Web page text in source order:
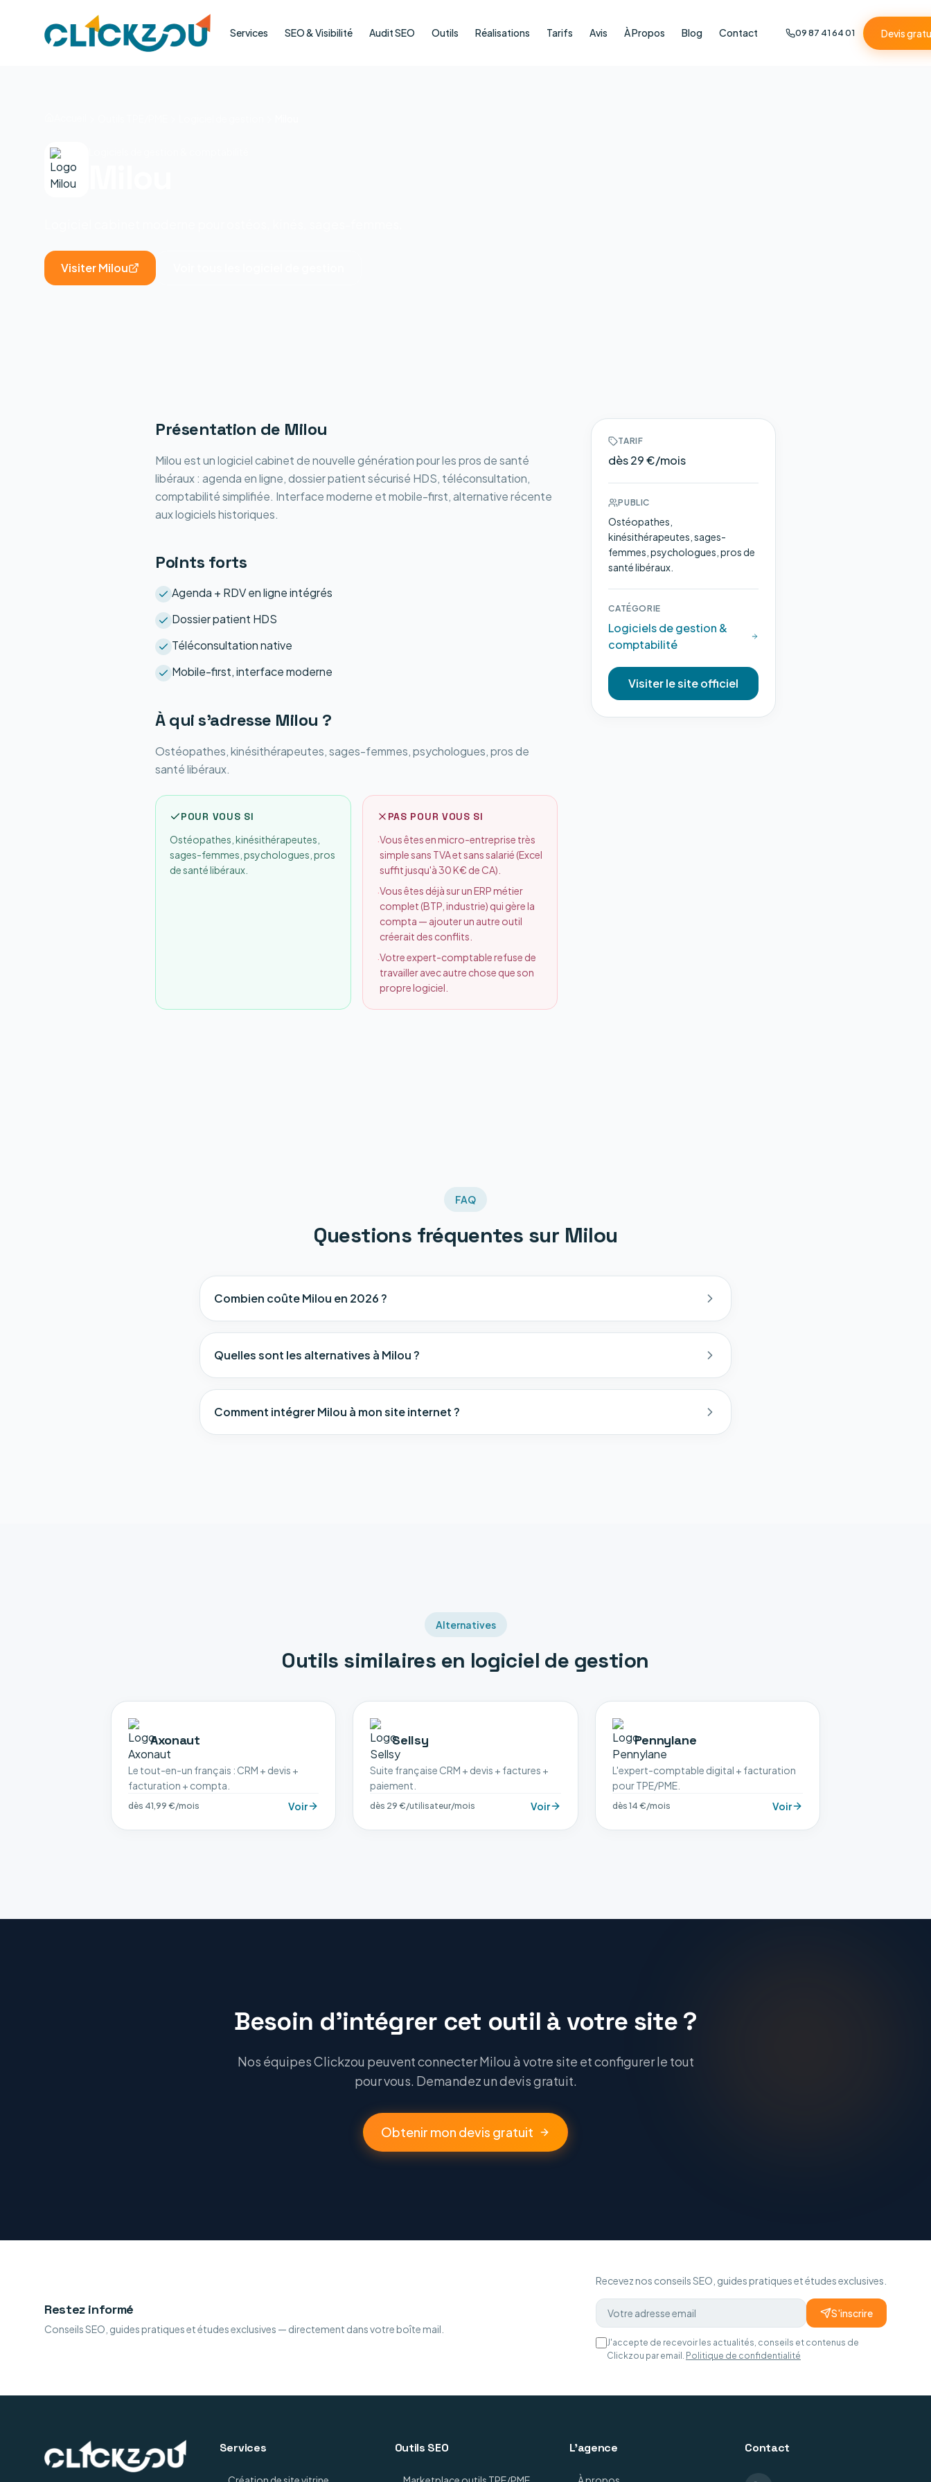
Services SEO & Visibilité Audit SEO Outils Réalisations Tarifs Avis À Propos Blog Contact 09 87 41 64 01 Devis
VisiterMilou
Présentation de Milou
Milou est un logiciel cabinet de nouvelle génération pour les pros de santé
libéraux : agenda en ligne, dossier patient sécurisé HDS, téléconsultation,
comptabilité simplifiée. Interface moderne et mobile-first, alternative récente
aux logiciels historiques.
Points forts
Agenda + RDV en ligne intégrés
Dossier patient HDS
Téléconsultation native
Mobile-first, interface moderne
À qui s'adresse Milou ?
Ostéopathes, kinésithérapeutes, sages-femmes, psychologues, pros de
santé libéraux.
POUR VOUS SI
Ostéopathes, kinésithérapeutes,
sages-femmes, psychologues, pros
de santé libéraux.
PAS POUR VOUS SI
·Vous êtes en micro-entreprise très
simple sans TVA et sans salarié (Excel
suffit jusqu'à 30 K€ de CA).
·Vous êtes déjà sur un ERP métier
complet (BTP, industrie) qui gère la
compta — ajouter un autre outil
créerait des conflits.
·Votre expert-comptable refuse de
travailler avec autre chose que son
propre logiciel.
TARIF
dès 29 €/mois
PUBLIC
Ostéopathes,
kinésithérapeutes, sages-
femmes, psychologues, pros de
santé libéraux.
CATÉGORIE
Logiciels de gestion &
comptabilité
Visiter le site officiel
FAQ
Questions fréquentes sur Milou
Combien coûte Milou en 2026 ?
Quelles sont les alternatives à Milou ?
Comment intégrer Milou à mon site internet ?
Alternatives
Outils similaires en logiciel de gestion
Axonaut
Le tout-en-un français : CRM + devis +
facturation + compta.
dès 41,99 €/mois Voir
Sellsy
Suite française CRM + devis + factures +
paiement.
dès 29 €/utilisateur/mois Voir
Pennylane
L'expert-comptable digital + facturation
pour TPE/PME.
dès 14 €/mois Voir
Besoin d'intégrer cet outil à votre site ?
Nos équipes Clickzou peuvent connecter Milou à votre site et configurer le tout
pour vous. Demandez un devis gratuit.
Obtenir mon devis gratuit
Restez informé
Conseils SEO, guides pratiques et études exclusives — directement dans votre boîte mail.
Recevez nos conseils SEO, guides pratiques et études exclusives.
S'inscrire
J'accepte de recevoir les actualités, conseils et contenus de
Clickzou par email. Politique de confidentialité
Services Outils SEO L'agence Contact